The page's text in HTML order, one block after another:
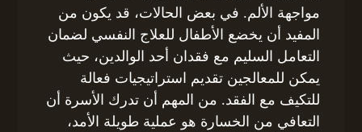
مواجهة الألم. في بعض الحالات، قد يكون من
المفيد أن يخضع الأطفال للعلاج النفسي لضمان
التعامل السليم مع فقدان أحد الوالدين، حيث
يمكن للمعالجين تقديم استراتيجيات فعالة
للتكيف مع الفقد. من المهم أن تدرك الأسرة أن
التعافي من الخسارة هو عملية طويلة الأمد،